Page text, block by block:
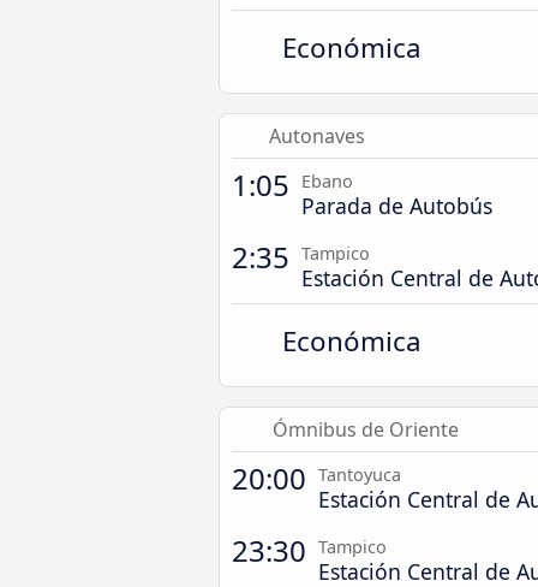
Económica
Autonaves
1:05 Ebano
Parada de Autobús
2:35 Tampico
Estación Central de
Económica
Ómnibus de Oriente
20:00 Tantoyuca
Estación Central de
23:30 Tampico
Estación Central de